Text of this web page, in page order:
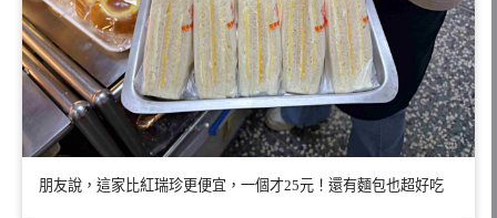
朋友說，這家比紅瑞珍更便宜，一個才25元！還有麵包也超好吃